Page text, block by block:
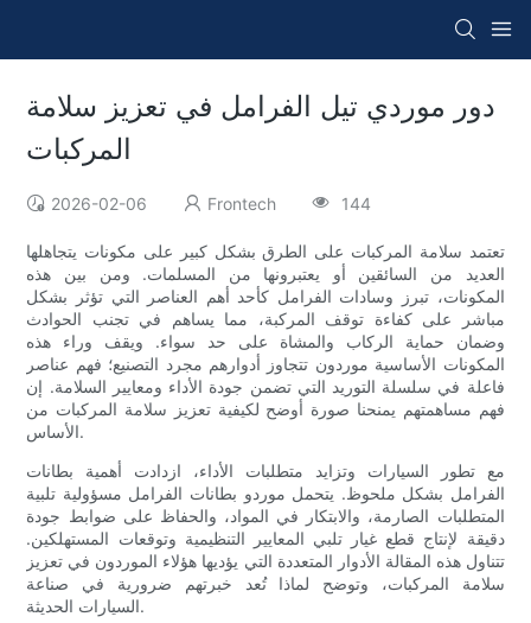
دور موردي تيل الفرامل في تعزيز سلامة
المركبات
2026-02-06 Frontech 144
تعتمد سلامة المركبات على الطرق بشكل كبير على مكونات يتجاهلها
العديد من السائقين أو يعتبرونها من المسلمات. ومن بين هذه
المكونات، تبرز وسادات الفرامل كأحد أهم العناصر التي تؤثر بشكل
مباشر على كفاءة توقف المركبة، مما يساهم في تجنب الحوادث
وضمان حماية الركاب والمشاة على حد سواء. ويقف وراء هذه
المكونات الأساسية موردون تتجاوز أدوارهم مجرد التصنيع؛ فهم عناصر
فاعلة في سلسلة التوريد التي تضمن جودة الأداء ومعايير السلامة. إن
فهم مساهمتهم يمنحنا صورة أوضح لكيفية تعزيز سلامة المركبات من
الأساس.
مع تطور السيارات وتزايد متطلبات الأداء، ازدادت أهمية بطانات
الفرامل بشكل ملحوظ. يتحمل موردو بطانات الفرامل مسؤولية تلبية
المتطلبات الصارمة، والابتكار في المواد، والحفاظ على ضوابط جودة
دقيقة لإنتاج قطع غيار تلبي المعايير التنظيمية وتوقعات المستهلكين.
تتناول هذه المقالة الأدوار المتعددة التي يؤديها هؤلاء الموردون في تعزيز
سلامة المركبات، وتوضح لماذا تُعد خبرتهم ضرورية في صناعة
السيارات الحديثة.